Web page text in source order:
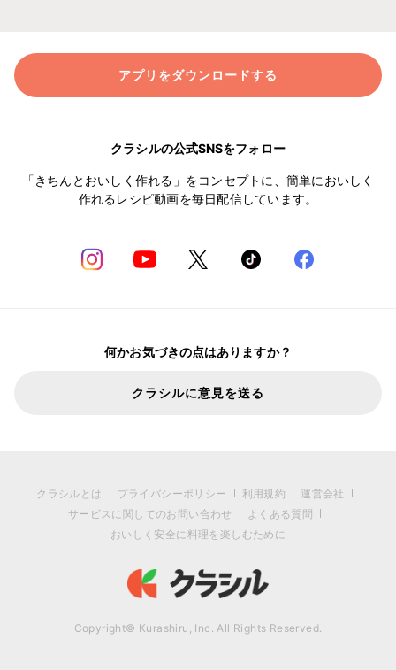
アプリをダウンロードする
クラシルの公式SNSをフォロー
「きちんとおいしく作れる」をコンセプトに、簡単においしく
作れるレシピ動画を毎日配信しています。
何かお気づきの点はありますか？
クラシルに意見を送る
クラシルとは プライバシーポリシー 利用規約
運営会社
サービスに関してのお問い合わせ
よくある質問
おいしく安全に料理を楽しむために
Copyright© Kurashiru, Inc. All Rights Reserved.